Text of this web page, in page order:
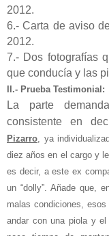
2012.
6.- Carta de aviso
2012.
7.- Dos fotografías
que conducía y las
II.- Prueba Testimonial:
La parte
consistente en
Pizarro , ya
diez años en el cargo y
es decir, a este ex
un “dolly”. Añade que,
malas condiciones,
andar con una piola y